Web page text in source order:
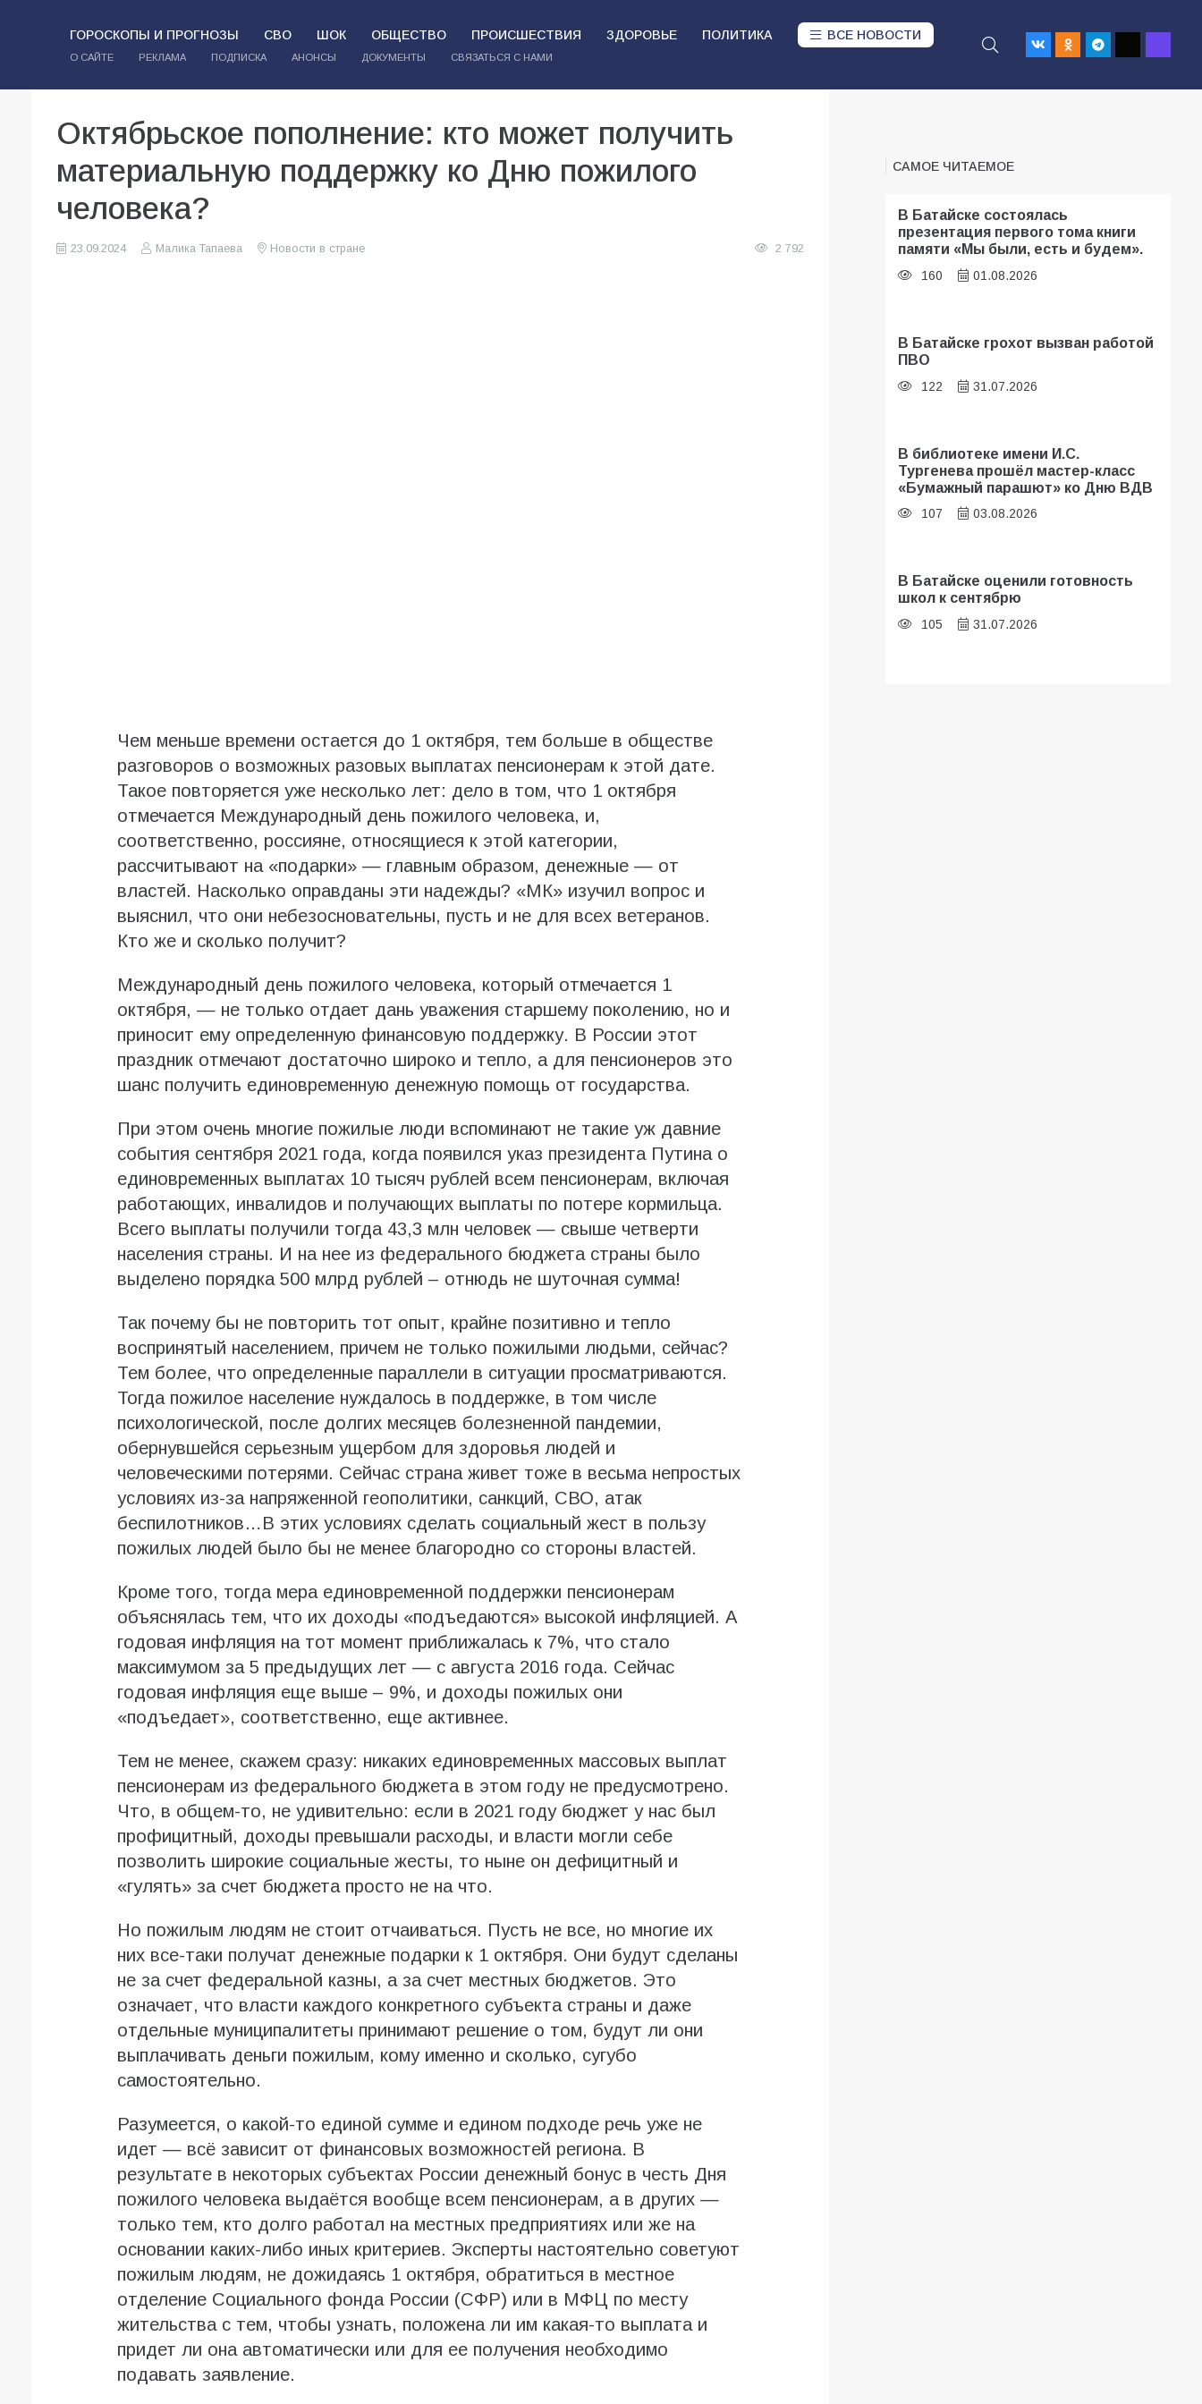
ГОРОСКОПЫ И ПРОГНОЗЫ СВО ШОК ОБЩЕСТВО ПРОИСШЕСТВИЯ ЗДОРОВЬЕ ПОЛИТИКА ВСЕ НОВОСТИ
О САЙТЕ РЕКЛАМА ПОДПИСКА АНОНСЫ ДОКУМЕНТЫ СВЯЗАТЬСЯ С НАМИ
Октябрьское пополнение: кто может получить
материальную поддержку ко Дню пожилого
человека?
23.09.2024 Малика Тапаева Новости в стране 2 792
Чем меньше времени остается до 1 октября, тем больше в обществе
разговоров о возможных разовых выплатах пенсионерам к этой дате.
Такое повторяется уже несколько лет: дело в том, что 1 октября
отмечается Международный день пожилого человека, и,
соответственно, россияне, относящиеся к этой категории,
рассчитывают на «подарки» — главным образом, денежные — от
властей. Насколько оправданы эти надежды? «МК» изучил вопрос и
выяснил, что они небезосновательны, пусть и не для всех ветеранов.
Кто же и сколько получит?
Международный день пожилого человека, который отмечается 1
октября, — не только отдает дань уважения старшему поколению, но и
приносит ему определенную финансовую поддержку. В России этот
праздник отмечают достаточно широко и тепло, а для пенсионеров это
шанс получить единовременную денежную помощь от государства.
При этом очень многие пожилые люди вспоминают не такие уж давние
события сентября 2021 года, когда появился указ президента Путина о
единовременных выплатах 10 тысяч рублей всем пенсионерам, включая
работающих, инвалидов и получающих выплаты по потере кормильца.
Всего выплаты получили тогда 43,3 млн человек — свыше четверти
населения страны. И на нее из федерального бюджета страны было
выделено порядка 500 млрд рублей – отнюдь не шуточная сумма!
Так почему бы не повторить тот опыт, крайне позитивно и тепло
воспринятый населением, причем не только пожилыми людьми, сейчас?
Тем более, что определенные параллели в ситуации просматриваются.
Тогда пожилое население нуждалось в поддержке, в том числе
психологической, после долгих месяцев болезненной пандемии,
обернувшейся серьезным ущербом для здоровья людей и
человеческими потерями. Сейчас страна живет тоже в весьма непростых
условиях из-за напряженной геополитики, санкций, СВО, атак
беспилотников…В этих условиях сделать социальный жест в пользу
пожилых людей было бы не менее благородно со стороны властей.
Кроме того, тогда мера единовременной поддержки пенсионерам
объяснялась тем, что их доходы «подъедаются» высокой инфляцией. А
годовая инфляция на тот момент приближалась к 7%, что стало
максимумом за 5 предыдущих лет — с августа 2016 года. Сейчас
годовая инфляция еще выше – 9%, и доходы пожилых они
«подъедает», соответственно, еще активнее.
Тем не менее, скажем сразу: никаких единовременных массовых выплат
пенсионерам из федерального бюджета в этом году не предусмотрено.
Что, в общем-то, не удивительно: если в 2021 году бюджет у нас был
профицитный, доходы превышали расходы, и власти могли себе
позволить широкие социальные жесты, то ныне он дефицитный и
«гулять» за счет бюджета просто не на что.
Но пожилым людям не стоит отчаиваться. Пусть не все, но многие их
них все-таки получат денежные подарки к 1 октября. Они будут сделаны
не за счет федеральной казны, а за счет местных бюджетов. Это
означает, что власти каждого конкретного субъекта страны и даже
отдельные муниципалитеты принимают решение о том, будут ли они
выплачивать деньги пожилым, кому именно и сколько, сугубо
самостоятельно.
Разумеется, о какой-то единой сумме и едином подходе речь уже не
идет — всё зависит от финансовых возможностей региона. В
результате в некоторых субъектах России денежный бонус в честь Дня
пожилого человека выдаётся вообще всем пенсионерам, а в других —
только тем, кто долго работал на местных предприятиях или же на
основании каких-либо иных критериев. Эксперты настоятельно советуют
пожилым людям, не дожидаясь 1 октября, обратиться в местное
отделение Социального фонда России (СФР) или в МФЦ по месту
жительства с тем, чтобы узнать, положена ли им какая-то выплата и
придет ли она автоматически или для ее получения необходимо
подавать заявление.
САМОЕ ЧИТАЕМОЕ
В Батайске состоялась
презентация первого тома книги
памяти «Мы были, есть и будем».
160 01.08.2026
В Батайске грохот вызван работой
ПВО
122 31.07.2026
В библиотеке имени И.С.
Тургенева прошёл мастер-класс
«Бумажный парашют» ко Дню ВДВ
107 03.08.2026
В Батайске оценили готовность
школ к сентябрю
105 31.07.2026